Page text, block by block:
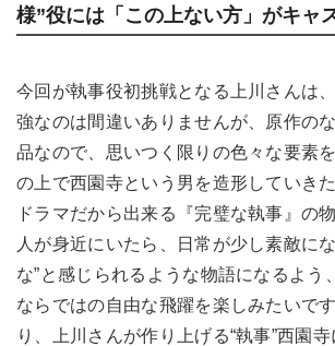
様”役には「この上ない方」がキャ
今回が執事役初挑戦となる上川さんは
強なのは間違いありませんが、原作の
品なので、思いつく限りの色々な要素
の上で西園寺という男を造形していき
ドラマだから出来る『完璧な執事』の
人が身近にいたら、日常が少し素敵に
な”と感じられるような物語になるよう
ならではの自由な飛躍を楽しみたいで
り、上川さんが作り上げる“執事”西園